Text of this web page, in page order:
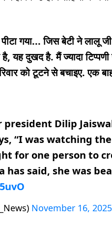
गया... जिस बेटी ने लालू
यह दुखद है. मैं ज्यादा
को टूटने से बचाइए. एक
president Dilip
“I was watching
for one person to
has said, she was
November 16, 2025